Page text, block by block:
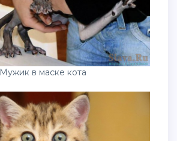
Мужик в маске кота